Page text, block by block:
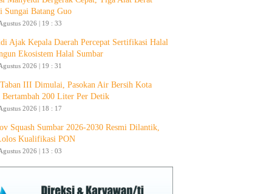
Sungai Batang Guo
2026 | 19 : 33
Ajak Kepala Daerah Percepat Sertifikasi Halal
Ekosistem Halal Sumbar
2026 | 19 : 31
III Dimulai, Pasokan Air Bersih Kota
Bertambah 200 Liter Per Detik
2026 | 18 : 17
Squash Sumbar 2026-2030 Resmi Dilantik,
Kualifikasi PON
2026 | 13 : 03